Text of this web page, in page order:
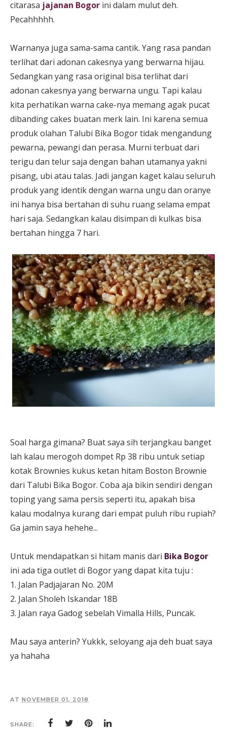
citarasa jajanan Bogor ini dalam mulut deh.
Pecahhhhh.
Warnanya juga sama-sama cantik. Yang rasa pandan
terlihat dari adonan cakesnya yang berwarna hijau.
Sedangkan yang rasa original bisa terlihat dari
adonan cakesnya yang berwarna ungu. Tapi kalau
kita perhatikan warna cake-nya memang agak pucat
dibanding cakes buatan merk lain. Ini karena semua
produk olahan Talubi Bika Bogor tidak mengandung
pewarna, pewangi dan perasa. Murni terbuat dari
terigu dan telur saja dengan bahan utamanya yakni
pisang, ubi atau talas. Jadi jangan kaget kalau seluruh
produk yang identik dengan warna ungu dan oranye
ini hanya bisa bertahan di suhu ruang selama empat
hari saja. Sedangkan kalau disimpan di kulkas bisa
bertahan hingga 7 hari.
Soal harga gimana? Buat saya sih terjangkau banget
lah kalau merogoh dompet Rp 38 ribu untuk setiap
kotak Brownies kukus ketan hitam Boston Brownie
dari Talubi Bika Bogor. Coba aja bikin sendiri dengan
toping yang sama persis seperti itu, apakah bisa
kalau modalnya kurang dari empat puluh ribu rupiah?
Ga jamin saya hehehe...
Untuk mendapatkan si hitam manis dari Bika Bogor
ini ada tiga outlet di Bogor yang dapat kita tuju :
1. Jalan Padjajaran No. 20M
2. Jalan Sholeh Iskandar 18B
3. Jalan raya Gadog sebelah Vimalla Hills, Puncak.
Mau saya anterin? Yukkk, seloyang aja deh buat saya
ya hahaha
AT NOVEMBER 01, 2018
SHARE: